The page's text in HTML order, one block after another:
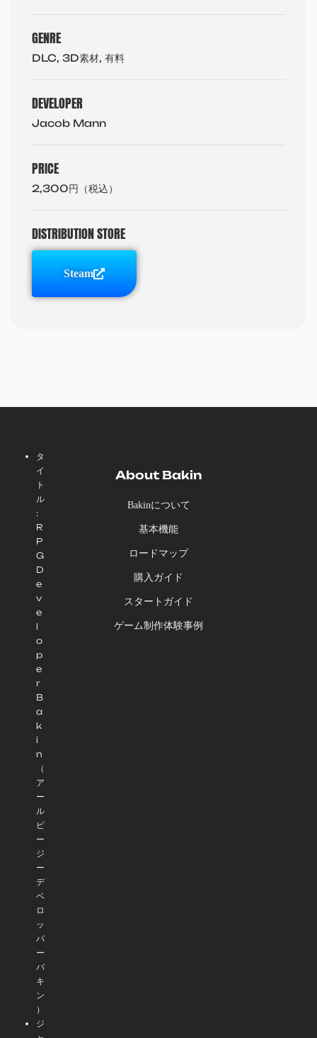
GENRE
DLC, 3D素材, 有料
DEVELOPER
Jacob Mann
PRICE
2,300円（税込）
DISTRIBUTION STORE
Steam
タ
イ
ト
ル
:
R
P
G
D
e
v
e
l
o
p
e
r
B
a
k
i
n
（
ア
ー
ル
ピ
ー
ジ
ー
デ
ベ
ロ
ッ
パ
ー
バ
キ
ン
）
ジ
About Bakin
Bakinについて
基本機能
ロードマップ
購入ガイド
スタートガイド
ゲーム制作体験事例